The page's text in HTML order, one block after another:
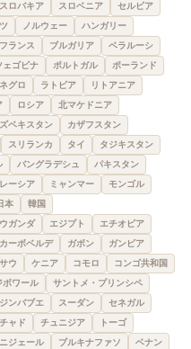
スロバキア スロベニア
セルビア
ノルウェー
ハンガリー
フランス ブルガリア
ベラルーシ
ェゴビナ ポルトガル
ポーランド
グロ ラトビア
リトアニア
ロシア 北マケドニア
ベキスタン
カザフスタン
スリランカ タイ
タジキスタン
バングラデシュ
パキスタン
ーシア ミャンマー
モンゴル
本 韓国
ウガンダ エジプト
エチオピア
カーボベルデ ガボン
ガンビア
ウ ケニア コモロ
コンゴ共和国
ボワール
サントメ・プリンシペ
ジンバブエ スーダン
セネガル
チャド チュニジア
トーゴ
ニジェール ブルキナファソ
ベナン